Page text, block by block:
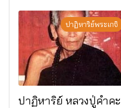
มรณภาพแล้ว วัดป่า
ดาราภิรมย์ อ.แม่ริม
จ.เชียงใหม่
ปาฏิหาริย์พระเกจิ
ปาฏิหาริย์ หลวงปู่คำคะ